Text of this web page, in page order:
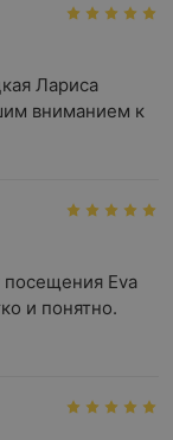
Лариса
вниманием к
Eva
и понятно.